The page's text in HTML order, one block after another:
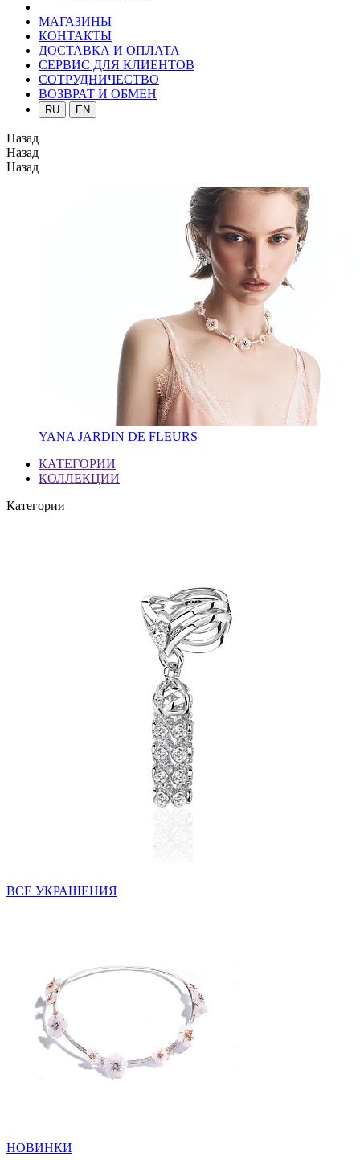
МАГАЗИНЫ
КОНТАКТЫ
ДОСТАВКА И ОПЛАТА
СЕРВИС ДЛЯ КЛИЕНТОВ
СОТРУДНИЧЕСТВО
ВОЗВРАТ И ОБМЕН
RU EN
Назад
Назад
Назад
YANA JARDIN DE FLEURS
КАТЕГОРИИ
КОЛЛЕКЦИИ
Категории
ВСЕ УКРАШЕНИЯ
НОВИНКИ